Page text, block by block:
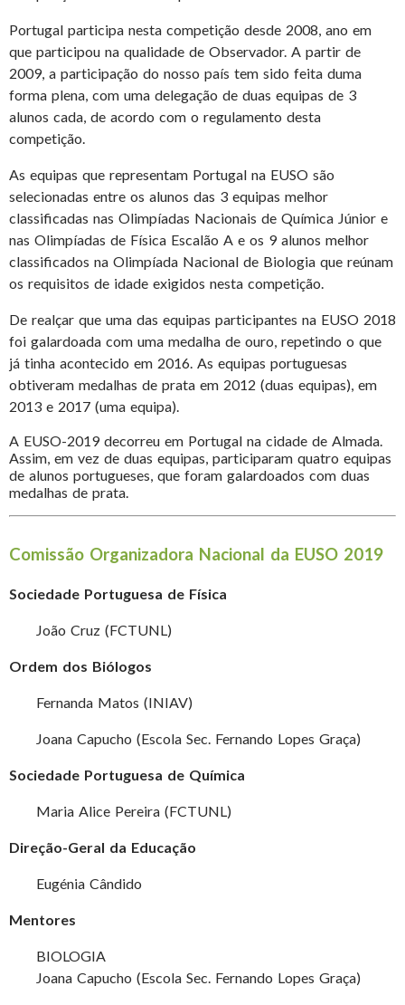
Portugal participa nesta competição desde 2008, ano em
que participou na qualidade de Observador. A partir de
2009, a participação do nosso país tem sido feita duma
forma plena, com uma delegação de duas equipas de 3
alunos cada, de acordo com o regulamento desta
competição.
As equipas que representam Portugal na EUSO são
selecionadas entre os alunos das 3 equipas melhor
classificadas nas Olimpíadas Nacionais de Química Júnior e
nas Olimpíadas de Física Escalão A e os 9 alunos melhor
classificados na Olimpíada Nacional de Biologia que reúnam
os requisitos de idade exigidos nesta competição.
De realçar que uma das equipas participantes na EUSO 2018
foi galardoada com uma medalha de ouro, repetindo o que
já tinha acontecido em 2016. As equipas portuguesas
obtiveram medalhas de prata em 2012 (duas equipas), em
2013 e 2017 (uma equipa).
A EUSO-2019 decorreu em Portugal na cidade de Almada.
Assim, em vez de duas equipas, participaram quatro equipas
de alunos portugueses, que foram galardoados com duas
medalhas de prata.
Comissão Organizadora Nacional da EUSO 2019
Sociedade Portuguesa de Física
João Cruz (FCTUNL)
Ordem dos Biólogos
Fernanda Matos (INIAV)
Joana Capucho (Escola Sec. Fernando Lopes Graça)
Sociedade Portuguesa de Química
Maria Alice Pereira (FCTUNL)
Direção-Geral da Educação
Eugénia Cândido
Mentores
BIOLOGIA
Joana Capucho (Escola Sec. Fernando Lopes Graça)